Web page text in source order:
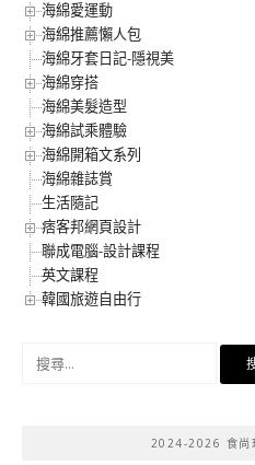
海綿愛運動
海綿推薦懶人包
海綿牙套日記-隱視美
海綿穿搭
海綿美髮造型
海綿試乘體驗
海綿開箱文系列
海綿雜誌賞
生活隨記
痞客邦網頁設計
聯成電腦-設計課程
英文課程
韓國旅遊自由行
2024-2026 食尚